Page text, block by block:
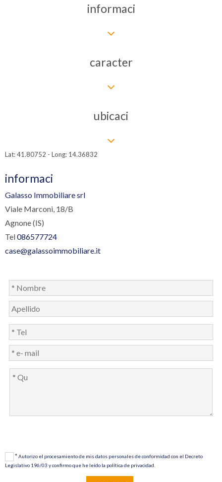
informaci
caracter
ubicaci
Lat: 41.80752 - Long: 14.36832
informaci
Galasso Immobiliare srl
Viale Marconi, 18/B
Agnone (IS)
Tel086577724
case@galassoimmobiliare.it
*Autorizo ​​el procesamiento de mis datos personales de conformidad con el Decreto
Legislativo 196/03 y confirmo que he leído la política de privacidad.